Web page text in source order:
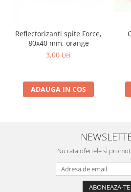
Reflectorizanti spite Force,
80x40 mm, orange
3,00 Lei
ADAUGA IN COS
Nu rata ofertele si